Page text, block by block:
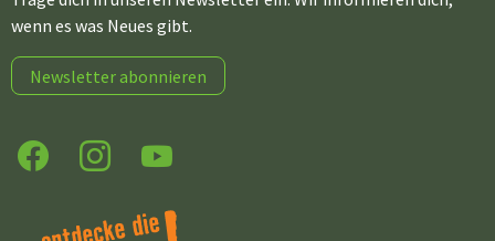
wenn es was Neues gibt.
Newsletter abonnieren